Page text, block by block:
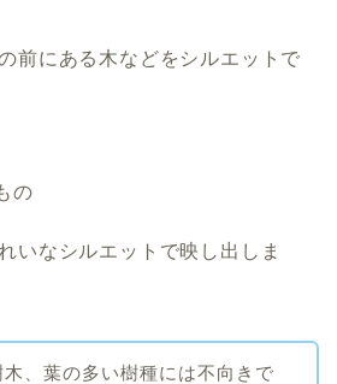
前にある木などをシルエットで
の
いなシルエットで映し出しま
木、葉の多い樹種には不向きで